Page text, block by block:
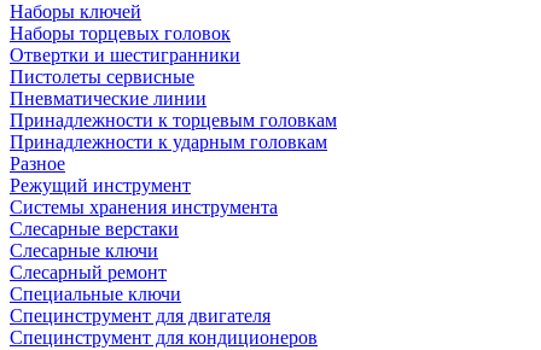
Наборы ключей
Наборы торцевых головок
Отвертки и шестигранники
Пистолеты сервисные
Пневматические линии
Принадлежности к торцевым головкам
Принадлежности к ударным головкам
Разное
Режущий инструмент
Системы хранения инструмента
Слесарные верстаки
Слесарные ключи
Слесарный ремонт
Специальные ключи
Специнструмент для двигателя
Специнструмент для кондиционеров